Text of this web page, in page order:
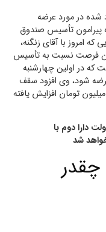
شده در مورد عرضه
تأسیس صندوق
امروز با آقای زنگنه،
فرصت نسبت به تأسیس
که در اولین چهارشنبه
شود، وی افزود سقف
تومان افزایش یافته
دارا دوم با